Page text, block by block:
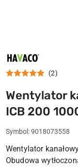
HAVACO
(2)
Wentylator
ICB 200
Symbol:9018073558
Wentylator
Obudowa